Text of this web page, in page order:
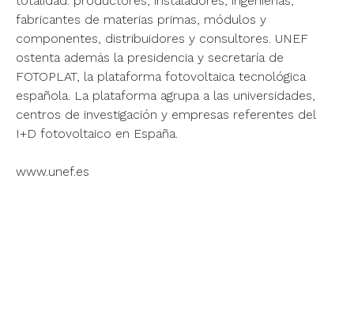
fabricantes de materias primas, módulos y
componentes, distribuidores y consultores. UNEF
ostenta además la presidencia y secretaría de
FOTOPLAT, la plataforma fotovoltaica tecnológica
española. La plataforma agrupa a las universidades,
centros de investigación y empresas referentes del
I+D fotovoltaico en España.
www.unef.es